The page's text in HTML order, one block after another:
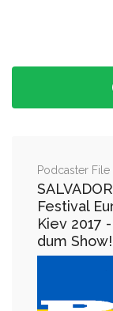
Podcaster File
Festival
Kiev 2017
dum Show!